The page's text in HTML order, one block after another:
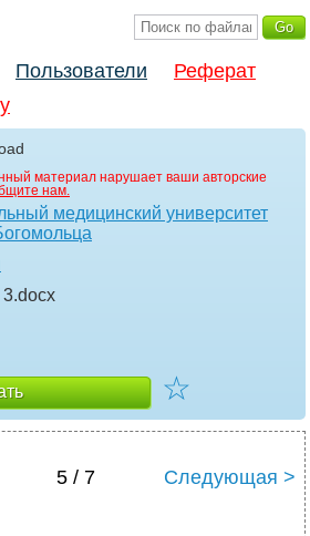
Пользователи
Реферат
материал нарушает ваши авторские
нам.
медицинский университет
3.docx
☆
5 / 7 Следующая >